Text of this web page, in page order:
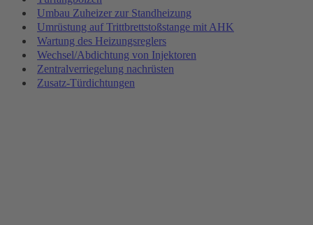
Umbau Zuheizer zur Standheizung
Umrüstung auf Trittbrettstoßstange mit AHK
Wartung des Heizungsreglers
Wechsel/Abdichtung von Injektoren
Zentralverriegelung nachrüsten
Zusatz-Türdichtungen